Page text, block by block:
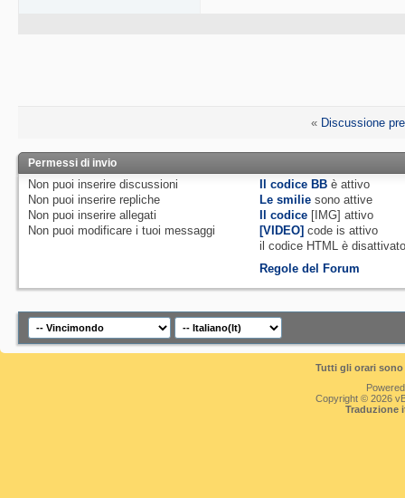
« Discussione
Permessi di invio
Non puoi inserire discussioni
Non puoi inserire repliche
Non puoi inserire allegati
Non puoi modificare i tuoi messaggi
Il codice BB èattivo
Le smilie sono attive
Il codice [IMG]attivo
[VIDEO] code isattivo
il codice HTML è
Regole del Forum
Tutti gli orari
Copyright © 2026
Traduzione